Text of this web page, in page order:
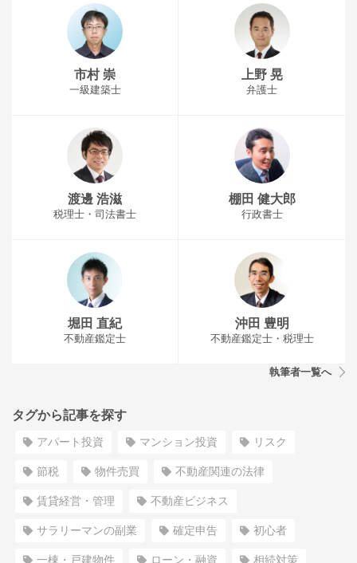
市村 崇
一級建築士
上野 晃
弁護士
渡邊 浩滋
税理士・司法書士
棚田 健大郎
行政書士
堀田 直紀
不動産鑑定士
沖田 豊明
不動産鑑定士・税理士
執筆者一覧へ
タグから記事を探す
アパート投資 マンション投資 リスク
節税 物件売買 不動産関連の法律
賃貸経営・管理 不動産ビジネス
サラリーマンの副業 確定申告 初心者
一棟・戸建物件 ローン・融資 相続対策